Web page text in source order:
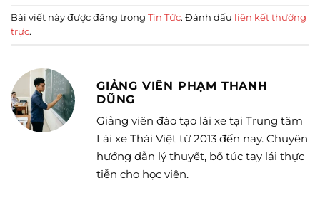
Bài viết này được đăng trong Tin Tức. Đánh dấu liên kết thường
trực.
GIẢNG VIÊN PHẠM THANH
DŨNG
Giảng viên đào tạo lái xe tại Trung tâm
Lái xe Thái Việt từ 2013 đến nay. Chuyên
hướng dẫn lý thuyết, bổ túc tay lái thực
tiễn cho học viên.